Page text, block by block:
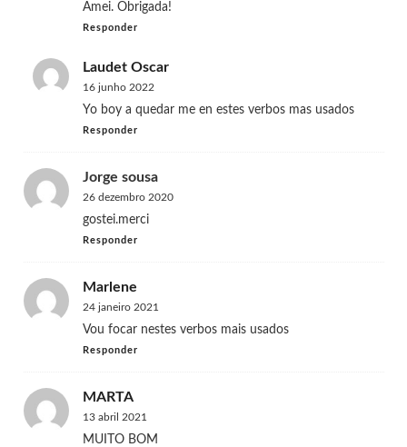
Amei. Obrigada!
Responder
Laudet Oscar
16 junho 2022
Yo boy a quedar me en estes verbos mas usados
Responder
Jorge sousa
26 dezembro 2020
gostei.merci
Responder
Marlene
24 janeiro 2021
Vou focar nestes verbos mais usados
Responder
MARTA
13 abril 2021
MUITO BOM